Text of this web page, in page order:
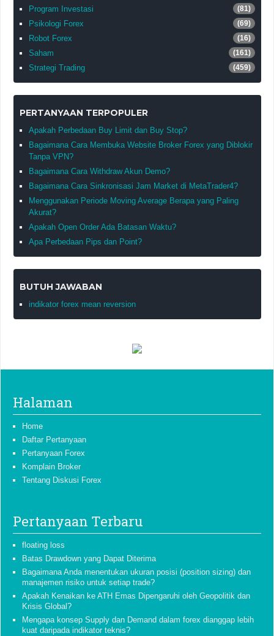
Program Investasi (81)
Psikologi Forex (69)
Robot Forex (16)
Saham (161)
Strategi Trading (459)
PERTANYAAN TERPOPULER
Apakah Perbedaan Buy Limit dan Buy Stop?
Bagaimana Cara Membuka Website Broker Forex yang Diblokir
Tanpa VPN?
Bagaimana Cara Withdraw Akun Demo?
Bagaimana Cara Sinkronisasi Jam Market di MetaTrader4?
Menggunakan Periode Moving Average Berapa yang Paling
Akurat?
Apakah Open Order Ada Batasan Waktu?
Apa Perbedaan Pips dan Point?
BUTUH JAWABAN
indikator forex mean reversion
Halaman
Home
Daftar Pertanyaan
Pertanyaan Forex
Komplain Broker
Tentang Diskusi Forex
Pertanyaan Terbaru
floating loss
Batas Drawdown yang Dapat Diterima
Bagaimana Anda menentukan ukuran posisi (position sizing) dan
manajemen risiko untuk setiap trade?
Apakah Kenaikan ke ATH Emas Dipengaruhi oleh Geopolitik dan
Krisis Global?
Mengapa konsep Supply dan Demand dalam forex dianggap lebih
kuat daripada indikator teknis?